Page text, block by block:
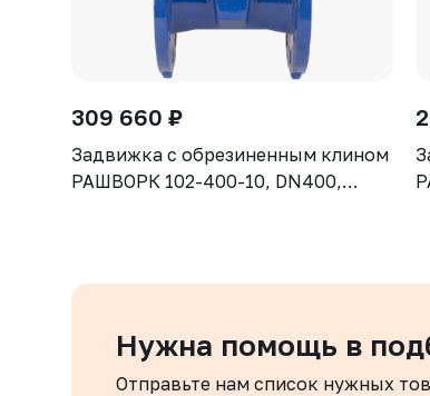
309 660 ₽
Задвижка с обрезиненным клином
РАШВОРК 102-400-10, DN400,
Нужна помощь в
Отправьте нам список нужных